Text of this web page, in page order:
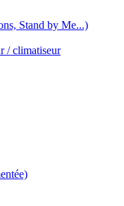
Stand by Me...)
/ climatiseur